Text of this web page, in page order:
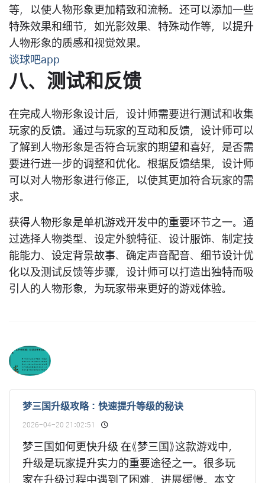
等，以使人物形象更加精致和流畅。还可以添加一些
特殊效果和细节，如光影效果、特殊动作等，以提升
人物形象的质感和视觉效果。
谈球吧app
八、测试和反馈
在完成人物形象设计后，设计师需要进行测试和收集
玩家的反馈。通过与玩家的互动和反馈，设计师可以
了解到人物形象是否符合玩家的期望和喜好，是否需
要进行进一步的调整和优化。根据反馈结果，设计师
可以对人物形象进行修正，以使其更加符合玩家的需
求。
获得人物形象是单机游戏开发中的重要环节之一。通
过选择人物类型、设定外貌特征、设计服饰、制定技
能能力、设定背景故事、确定声音配音、细节设计优
化以及测试反馈等步骤，设计师可以打造出独特而吸
引人的人物形象，为玩家带来更好的游戏体验。
梦三国升级攻略：快速提升等级的秘诀
2026-04-20 21:02:51
梦三国如何更快升级 在《梦三国》这款游戏中，
升级是玩家提升实力的重要途径之一。很多玩
家在升级过程中遇到了困难，进展缓慢。本文